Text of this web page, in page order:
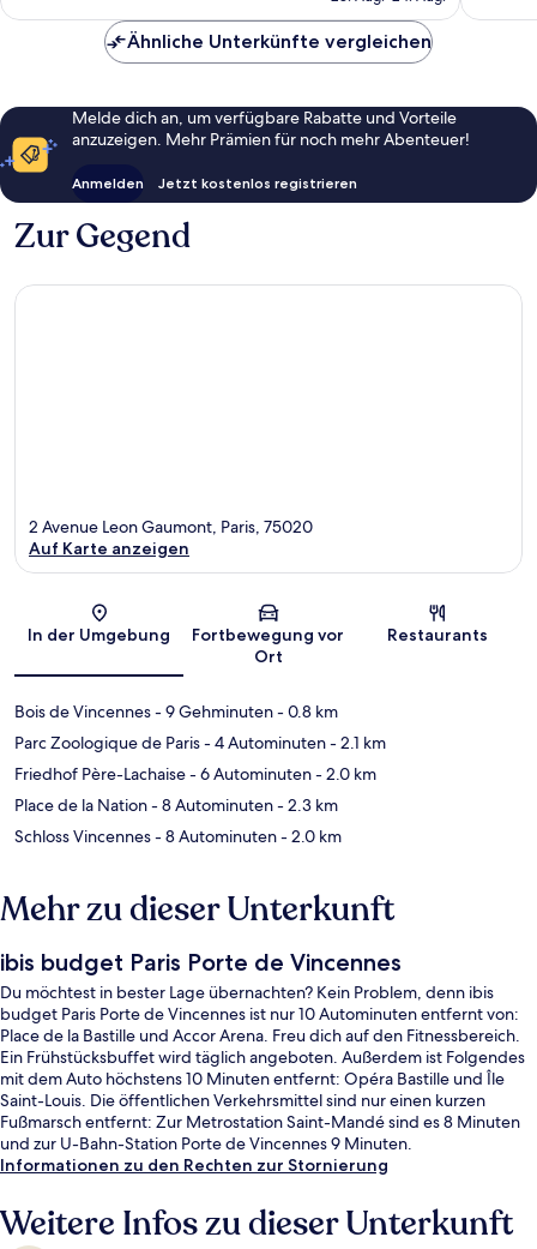
Ähnliche Unterkünfte vergleichen
Melde dich an, um verfügbare Rabatte und Vorteile
anzuzeigen. Mehr Prämien für noch mehr Abenteuer!
Anmelden Jetzt kostenlos registrieren
Zur Gegend
Karte
2 Avenue Leon Gaumont, Paris, 75020
Auf Karte anzeigen
In der Umgebung
Fortbewegung vor
Ort
Restaurants
Bois de Vincennes- 9 Gehminuten- 0.8 km
Parc Zoologique de Paris- 4 Autominuten- 2.1 km
Friedhof Père-Lachaise- 6 Autominuten- 2.0 km
Place de la Nation- 8 Autominuten- 2.3 km
Schloss Vincennes- 8 Autominuten- 2.0 km
Mehr zu dieser Unterkunft
ibis budget Paris Porte de Vincennes
Du möchtest in bester Lage übernachten? Kein Problem, denn ibis
budget Paris Porte de Vincennes ist nur 10 Autominuten entfernt von:
Place de la Bastille und Accor Arena. Freu dich auf den Fitnessbereich.
Ein Frühstücksbuffet wird täglich angeboten. Außerdem ist Folgendes
mit dem Auto höchstens 10 Minuten entfernt: Opéra Bastille und Île
Saint-Louis. Die öffentlichen Verkehrsmittel sind nur einen kurzen
Fußmarsch entfernt: Zur Metrostation Saint-Mandé sind es 8 Minuten
und zur U-Bahn-Station Porte de Vincennes 9 Minuten.
Informationen zu den Rechten zur Stornierung
Weitere Infos zu dieser Unterkunft